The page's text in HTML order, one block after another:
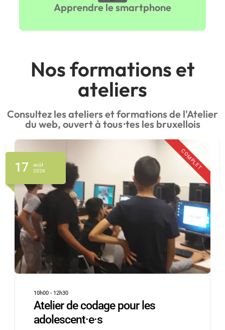
Apprendre le smartphone
Nos formations et
ateliers
Consultez les ateliers et formations de l'Atelier
du web, ouvert à tous⋅tes les bruxellois
COMPLET
17
août
2026
10h00 - 12h30
Atelier de codage pour les
adolescent·e·s